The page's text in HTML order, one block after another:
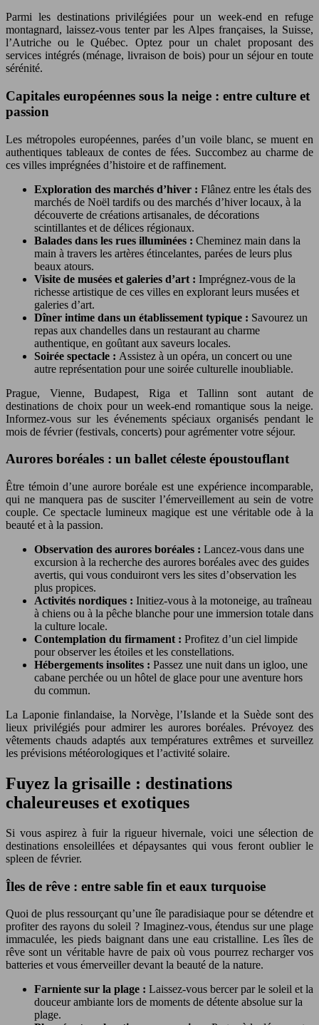
Parmi les destinations privilégiées pour un week-end en refuge
montagnard, laissez-vous tenter par les Alpes françaises, la Suisse,
l’Autriche ou le Québec. Optez pour un chalet proposant des
services intégrés (ménage, livraison de bois) pour un séjour en toute
sérénité.
Capitales européennes sous la neige : entre culture et
passion
Les métropoles européennes, parées d’un voile blanc, se muent en
authentiques tableaux de contes de fées. Succombez au charme de
ces villes imprégnées d’histoire et de raffinement.
Exploration des marchés d’hiver : Flânez entre les étals des
marchés de Noël tardifs ou des marchés d’hiver locaux, à la
découverte de créations artisanales, de décorations
scintillantes et de délices régionaux.
Balades dans les rues illuminées : Cheminez main dans la
main à travers les artères étincelantes, parées de leurs plus
beaux atours.
Visite de musées et galeries d’art : Imprégnez-vous de la
richesse artistique de ces villes en explorant leurs musées et
galeries d’art.
Dîner intime dans un établissement typique : Savourez un
repas aux chandelles dans un restaurant au charme
authentique, en goûtant aux saveurs locales.
Soirée spectacle : Assistez à un opéra, un concert ou une
autre représentation pour une soirée culturelle inoubliable.
Prague, Vienne, Budapest, Riga et Tallinn sont autant de
destinations de choix pour un week-end romantique sous la neige.
Informez-vous sur les événements spéciaux organisés pendant le
mois de février (festivals, concerts) pour agrémenter votre séjour.
Aurores boréales : un ballet céleste époustouflant
Être témoin d’une aurore boréale est une expérience incomparable,
qui ne manquera pas de susciter l’émerveillement au sein de votre
couple. Ce spectacle lumineux magique est une véritable ode à la
beauté et à la passion.
Observation des aurores boréales : Lancez-vous dans une
excursion à la recherche des aurores boréales avec des guides
avertis, qui vous conduiront vers les sites d’observation les
plus propices.
Activités nordiques : Initiez-vous à la motoneige, au traîneau
à chiens ou à la pêche blanche pour une immersion totale dans
la culture locale.
Contemplation du firmament : Profitez d’un ciel limpide
pour observer les étoiles et les constellations.
Hébergements insolites : Passez une nuit dans un igloo, une
cabane perchée ou un hôtel de glace pour une aventure hors
du commun.
La Laponie finlandaise, la Norvège, l’Islande et la Suède sont des
lieux privilégiés pour admirer les aurores boréales. Prévoyez des
vêtements chauds adaptés aux températures extrêmes et surveillez
les prévisions météorologiques et l’activité solaire.
Fuyez la grisaille : destinations
chaleureuses et exotiques
Si vous aspirez à fuir la rigueur hivernale, voici une sélection de
destinations ensoleillées et dépaysantes qui vous feront oublier le
spleen de février.
Îles de rêve : entre sable fin et eaux turquoise
Quoi de plus ressourçant qu’une île paradisiaque pour se détendre et
profiter des rayons du soleil ? Imaginez-vous, étendus sur une plage
immaculée, les pieds baignant dans une eau cristalline. Les îles de
rêve sont un véritable havre de paix où vous pourrez recharger vos
batteries et vous émerveiller devant la beauté de la nature.
Farniente sur la plage : Laissez-vous bercer par le soleil et la
douceur ambiante lors de moments de détente absolue sur la
plage.